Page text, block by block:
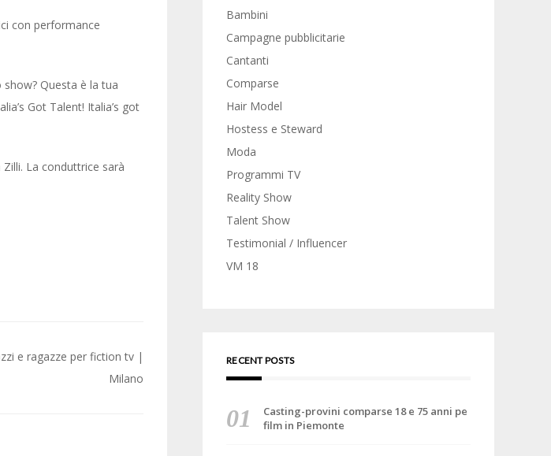
con performance
Questa è la tua
Got Talent! Italia’s got
La conduttrice sarà
e ragazze per fiction tv |
Milano
Bambini
Campagne pubblicitarie
Cantanti
Comparse
Hair Model
Hostess e Steward
Moda
Programmi TV
Reality Show
Talent Show
Testimonial / Influencer
VM 18
RECENT POSTS
Casting-provini comparse 18 e 75 anni pe
film in Piemonte